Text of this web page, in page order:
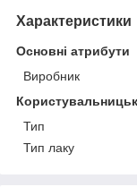
Характеристики
Основні атрибути
Виробник
Тип
Тип лаку